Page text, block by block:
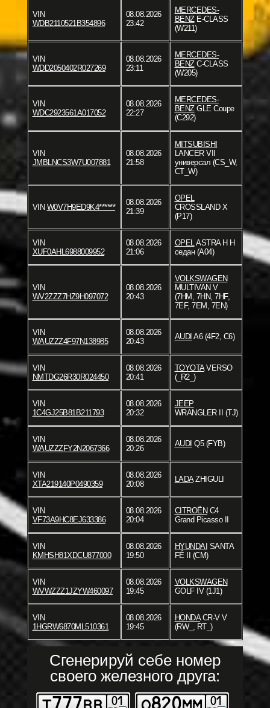
VIN
WDB2110521B354896
08.08.2026
23:42
MERCEDES-
BENZE-CLASS
(W211)
VIN
WDD2050402R027269
08.08.2026
23:11
MERCEDES-
BENZC-CLASS
(W205)
VIN
WDC2923561A017052
08.08.2026
22:27
MERCEDES-
BENZGLE Coupe
(C292)
VIN
JMBLNCS3W7U007881
08.08.2026
21:58
MITSUBISHI
LANCER VII
универсал (CS_W,
CT_W)
VIN W0V7H9ED9K4******
08.08.2026
21:39
OPEL
CROSSLAND X
(P17)
VIN
XUF0AHL6988009952
08.08.2026
21:06
OPEL ASTRA H H
седан (A04)
VIN
WV2ZZZ7HZ9H097072
08.08.2026
20:43
VOLKSWAGEN
MULTIVAN V
(7HM, 7HN, 7HF,
7EF, 7EM, 7EN)
VIN
WAUZZZ4F97N138985
08.08.2026
20:43
AUDI A6 (4F2, C6)
VIN
NMTDG26R30R024450
08.08.2026
20:41
TOYOTAVERSO
(_R2_)
VIN
1C4GJ25B81B211793
08.08.2026
20:32
JEEP
WRANGLER II (TJ)
VIN
WAUZZZFY2N2067366
08.08.2026
20:26
AUDI Q5 (FYB)
VIN
XTA219140P0490359
08.08.2026
20:08
LADAZHIGULI
VIN
VF73A9HC8EJ633386
08.08.2026
20:04
CITROËNC4
Grand Picasso II
VIN
KMHSH81XDCU877000
08.08.2026
19:50
HYUNDAI SANTA
FÉ II (CM)
VIN
WVWZZZ1JZYW460097
08.08.2026
19:45
VOLKSWAGEN
GOLF IV (1J1)
VIN
1HGRW6870ML510361
08.08.2026
19:45
HONDACR-V V
(RW_, RT_)
Сгенерируй себе номер
своего железного друга: